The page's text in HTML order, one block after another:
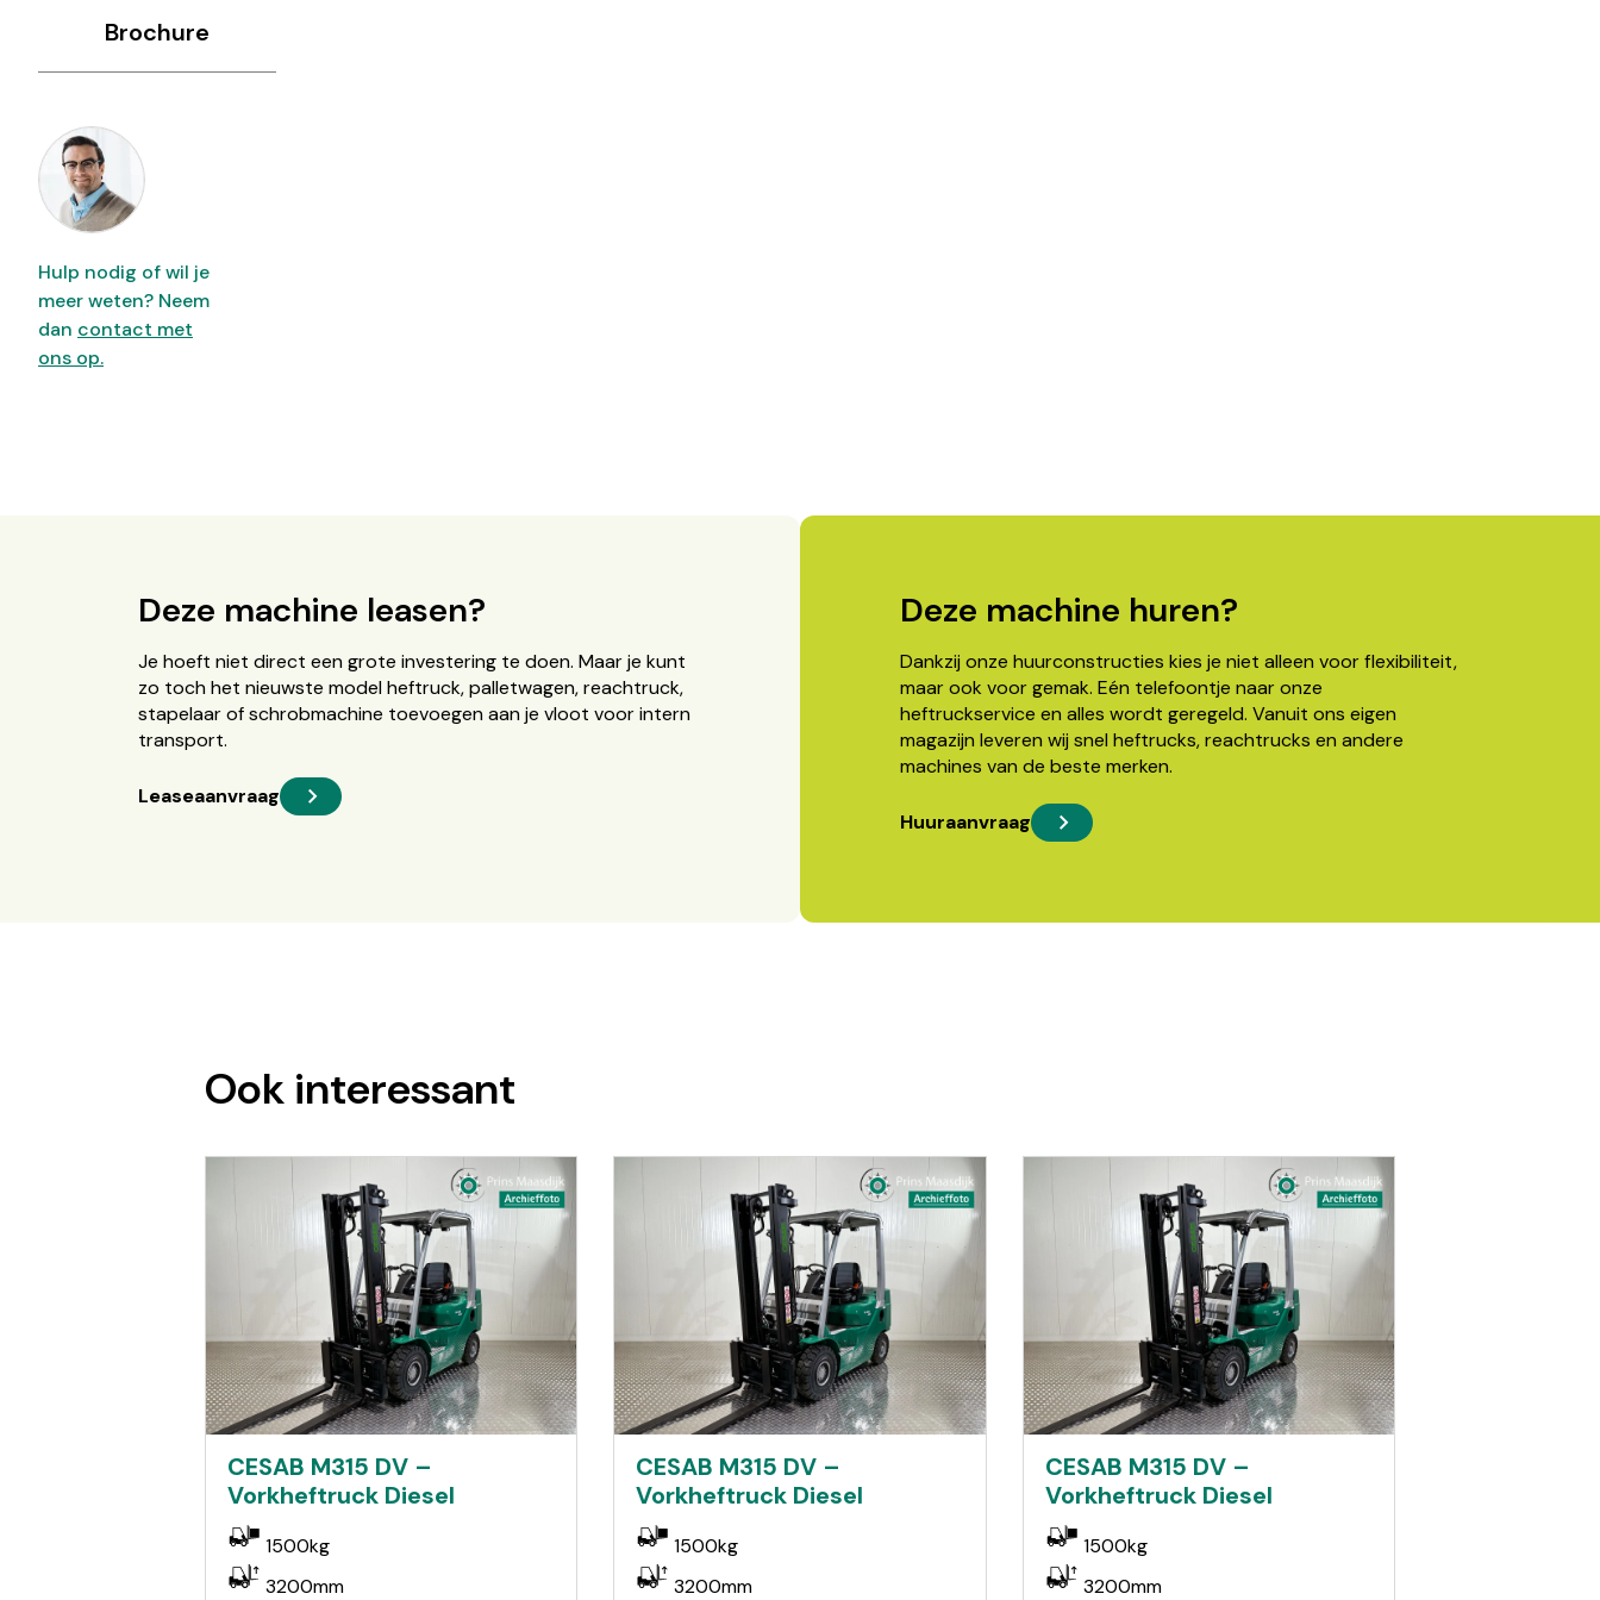
Hulp nodig of wil je
meer weten? Neem
dan contact met
ons op.
Brochure
Deze machine leasen?
Je hoeft niet direct een grote investering te doen. Maar je kunt
zo toch het nieuwste model heftruck, palletwagen, reachtruck,
stapelaar of schrobmachine toevoegen aan je vloot voor intern
transport.
Leaseaanvraag
Deze machine huren?
Dankzij onze huurconstructies kies je niet alleen voor flexibiliteit,
maar ook voor gemak. Eén telefoontje naar onze
heftruckservice en alles wordt geregeld. Vanuit ons eigen
magazijn leveren wij snel heftrucks, reachtrucks en andere
machines van de beste merken.
Huuraanvraag
Ook interessant
CESAB M315 DV –
Vorkheftruck Diesel
1500kg
3200mm
CESAB M315 DV –
Vorkheftruck Diesel
1500kg
3200mm
CESAB M315 DV –
Vorkheftruck Diesel
1500kg
3200mm